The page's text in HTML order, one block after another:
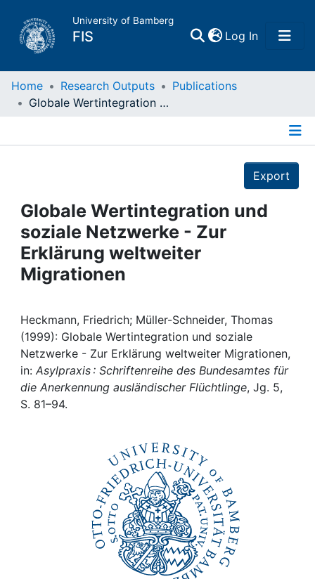
University of Bamberg
FIS Log In(current)
Home
Projects
People
Institutions
Awards
My FIS
Help
Home Research Outputs
Publications
Globale Wertintegration und soziale Netzwerke - Zur Erklärung weltweiter Migrationen
Export
Globale Wertintegration und
soziale Netzwerke - Zur
Erklärung weltweiter
Migrationen
Heckmann, Friedrich; Müller-Schneider, Thomas
(1999): Globale Wertintegration und soziale
Netzwerke - Zur Erklärung weltweiter Migrationen,
in: Asylpraxis : Schriftenreihe des Bundesamtes für
die Anerkennung ausländischer Flüchtlinge, Jg. 5,
S. 81–94.